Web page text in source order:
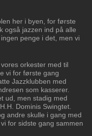
her i byen, for første
også jazzen ind på alle
penge i det, men vi
orkester med til
vi for første gang
Jazzklubben med
som kasserer.
ud, men stadig med
Dominis Swingtet.
andre skulle i gang med
for sidste gang sammen